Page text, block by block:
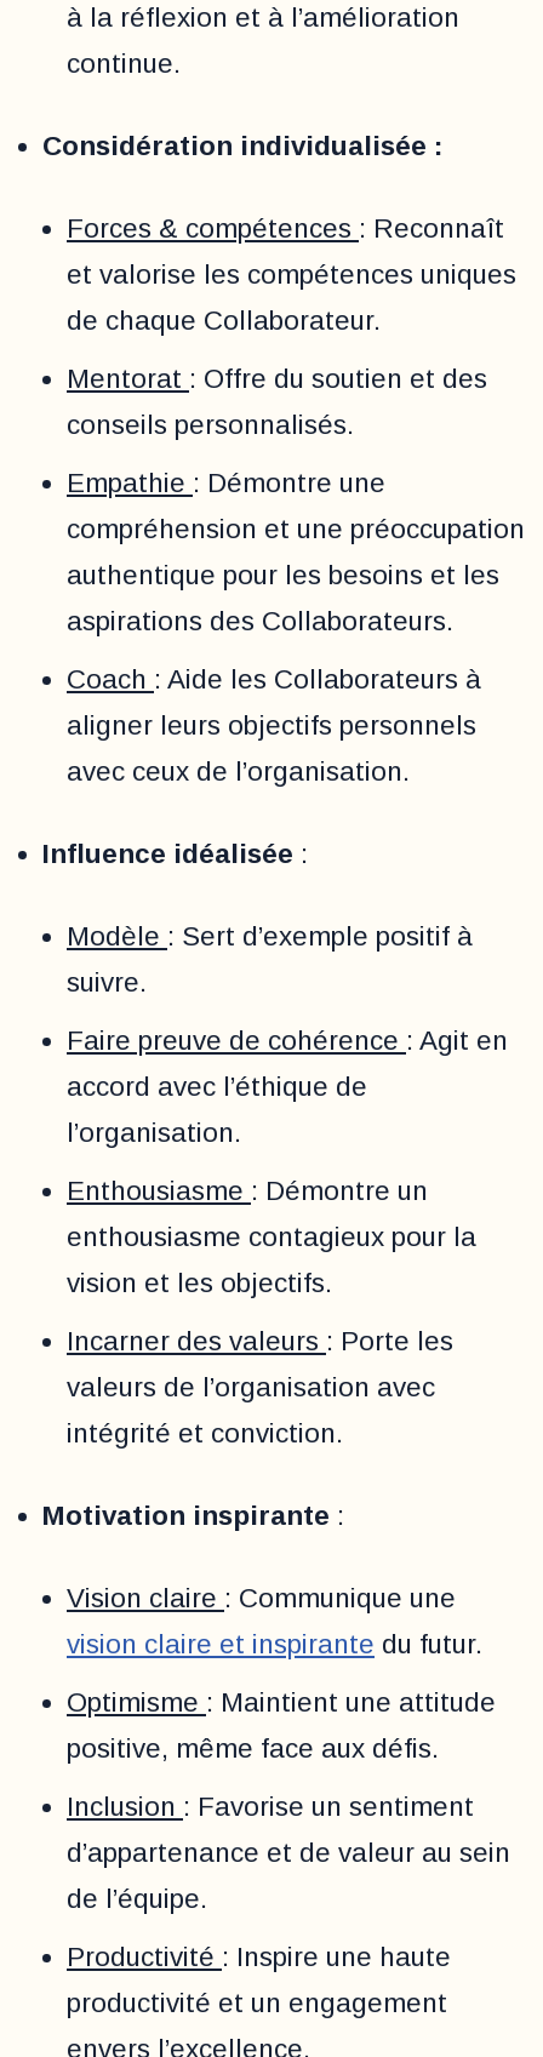
à la réflexion et à l’amélioration
continue.
Considération individualisée :
Forces & compétences : Reconnaît
et valorise les compétences uniques
de chaque Collaborateur.
Mentorat : Offre du soutien et des
conseils personnalisés.
Empathie : Démontre une
compréhension et une préoccupation
authentique pour les besoins et les
aspirations des Collaborateurs.
Coach : Aide les Collaborateurs à
aligner leurs objectifs personnels
avec ceux de l’organisation.
Influence idéalisée :
Modèle : Sert d’exemple positif à
suivre.
Faire preuve de cohérence : Agit en
accord avec l’éthique de
l’organisation.
Enthousiasme : Démontre un
enthousiasme contagieux pour la
vision et les objectifs.
Incarner des valeurs : Porte les
valeurs de l’organisation avec
intégrité et conviction.
Motivation inspirante :
Vision claire : Communique une
vision claire et inspirante du futur.
Optimisme : Maintient une attitude
positive, même face aux défis.
Inclusion : Favorise un sentiment
d’appartenance et de valeur au sein
de l’équipe.
Productivité : Inspire une haute
productivité et un engagement
envers l’excellence.